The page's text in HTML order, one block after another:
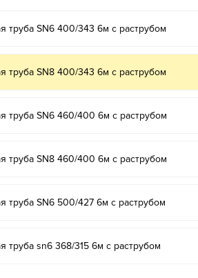
труба SN6 400/343 6м с раструбом
труба SN8 400/343 6м с раструбом
труба SN6 460/400 6м с раструбом
труба SN8 460/400 6м с раструбом
труба SN6 500/427 6м с раструбом
труба sn6 368/315 6м с раструбом